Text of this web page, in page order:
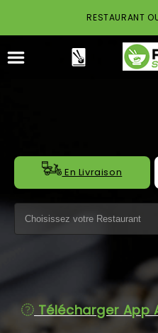
RESTAURANT
ACCUEIL
LA CARTE
MENTIONS LÉGALES
C.G.V
En Livraison
Télécharger App